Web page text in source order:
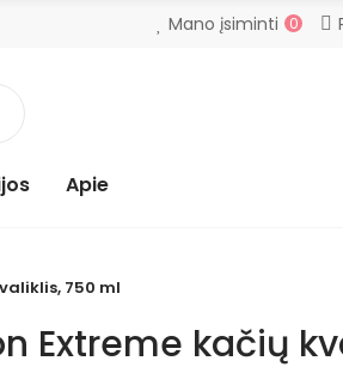
Mano įsiminti 0
Apie
750 ml
Extreme kačių